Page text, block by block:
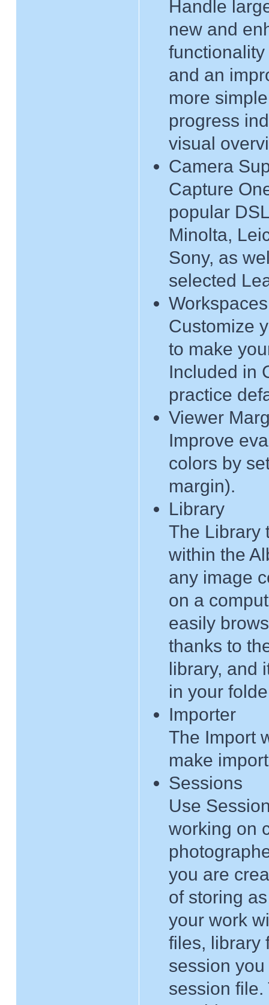
Handle
new and
and an
more
progress
visual
Camera
Capture
popular
Minolta,
Sony, as
selected
Customize
to make
Included in
practice
Viewer
Improve
colors by
margin).
Library
The Library
within the
any image
on a
easily
thanks to
library, and
in your
Importer
The Import
make
Sessions
Use
working on
you are
of storing
your work
files, library
session
session